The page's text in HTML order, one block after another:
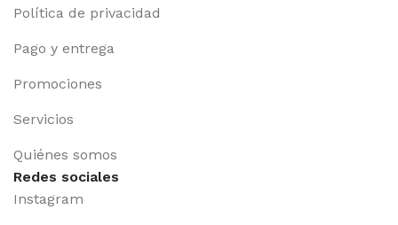
Política de privacidad
Pago y entrega
Promociones
Servicios
Quiénes somos
Redes sociales
Instagram